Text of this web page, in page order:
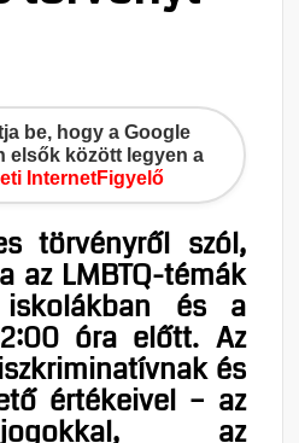
be, hogy a Google
elsők között legyen a
InternetFigyelő
törvényről szól,
az LMBTQ-témák
és a
óra előtt. Az
és
értékeivel – az
az